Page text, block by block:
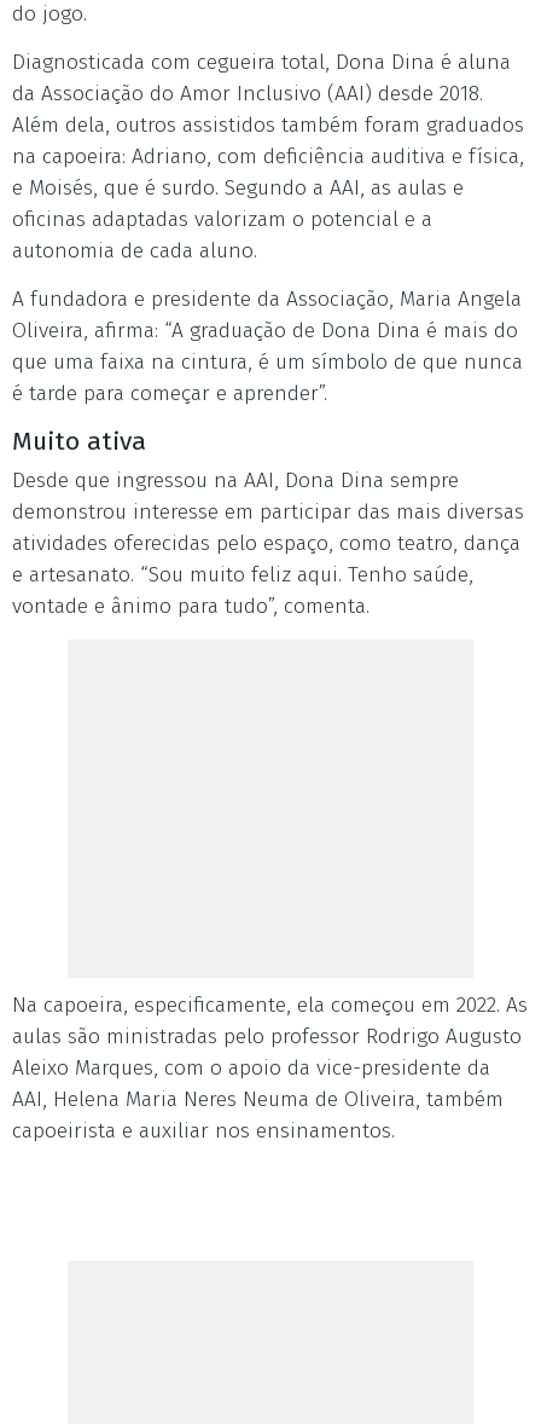
do jogo.
Diagnosticada com cegueira total, Dona Dina é aluna
da Associação do Amor Inclusivo (AAI) desde 2018.
Além dela, outros assistidos também foram graduados
na capoeira: Adriano, com deficiência auditiva e física,
e Moisés, que é surdo. Segundo a AAI, as aulas e
oficinas adaptadas valorizam o potencial e a
autonomia de cada aluno.
A fundadora e presidente da Associação, Maria Angela
Oliveira, afirma: “A graduação de Dona Dina é mais do
que uma faixa na cintura, é um símbolo de que nunca
é tarde para começar e aprender”.
Muito ativa
Desde que ingressou na AAI, Dona Dina sempre
demonstrou interesse em participar das mais diversas
atividades oferecidas pelo espaço, como teatro, dança
e artesanato. “Sou muito feliz aqui. Tenho saúde,
vontade e ânimo para tudo”, comenta.
Na capoeira, especificamente, ela começou em 2022. As
aulas são ministradas pelo professor Rodrigo Augusto
Aleixo Marques, com o apoio da vice-presidente da
AAI, Helena Maria Neres Neuma de Oliveira, também
capoeirista e auxiliar nos ensinamentos.